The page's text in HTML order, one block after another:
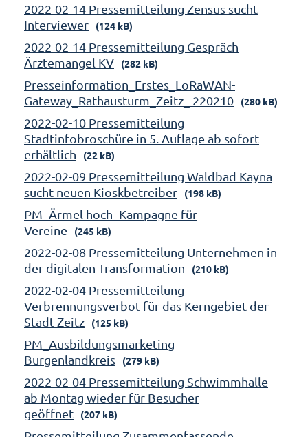
2022-02-14 Pressemitteilung Zensus sucht
Interviewer
(124 kB)
2022-02-14 Pressemitteilung Gespräch
Ärztemangel KV
(282 kB)
Presseinformation_Erstes_LoRaWAN-
Gateway_Rathausturm_Zeitz_ 220210
(280 kB)
2022-02-10 Pressemitteilung
Stadtinfobroschüre in 5. Auflage ab sofort
erhältlich
(22 kB)
2022-02-09 Pressemitteilung Waldbad Kayna
sucht neuen Kioskbetreiber
(198 kB)
PM_Ärmel hoch_Kampagne für
Vereine
(245 kB)
2022-02-08 Pressemitteilung Unternehmen in
der digitalen Transformation
(210 kB)
2022-02-04 Pressemitteilung
Verbrennungsverbot für das Kerngebiet der
Stadt Zeitz
(125 kB)
PM_Ausbildungsmarketing
Burgenlandkreis
(279 kB)
2022-02-04 Pressemitteilung Schwimmhalle
ab Montag wieder für Besucher
geöffnet
(207 kB)